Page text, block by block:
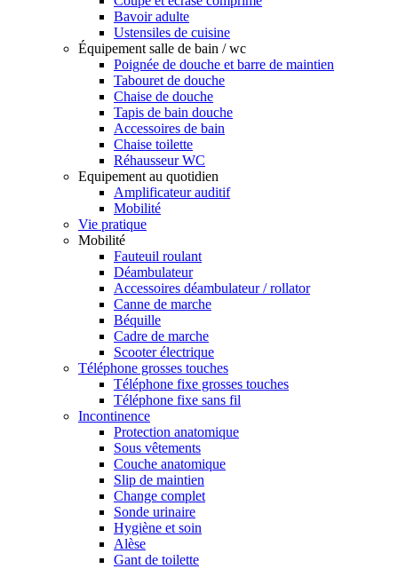
Bavoir adulte
Ustensiles de cuisine
Équipement salle de bain / wc
Poignée de douche et barre de maintien
Tabouret de douche
Chaise de douche
Tapis de bain douche
Accessoires de bain
Chaise toilette
Réhausseur WC
Equipement au quotidien
Amplificateur auditif
Mobilité
Vie pratique
Mobilité
Fauteuil roulant
Déambulateur
Accessoires déambulateur / rollator
Canne de marche
Béquille
Cadre de marche
Scooter électrique
Téléphone grosses touches
Téléphone fixe grosses touches
Téléphone fixe sans fil
Incontinence
Protection anatomique
Sous vêtements
Couche anatomique
Slip de maintien
Change complet
Sonde urinaire
Hygiène et soin
Alèse
Gant de toilette